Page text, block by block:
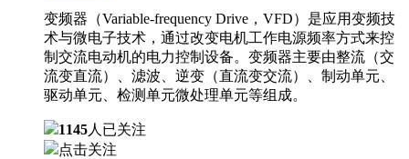
变频器（Variable-frequency Drive，VFD）是应用变频技
术与微电子技术，通过改变电机工作电源频率方式来控
制交流电动机的电力控制设备。变频器主要由整流（交
流变直流）、滤波、逆变（直流变交流）、制动单元、
驱动单元、检测单元微处理单元等组成。
1145人已关注
点击关注